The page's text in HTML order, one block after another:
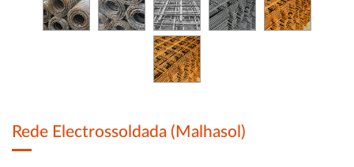
Rede Electrossoldada (Malhasol)